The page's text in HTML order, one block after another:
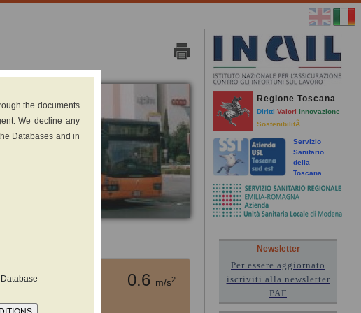
0.6 m/s2
Regione Toscana
Diritti Valori Innovazione
SostenibilitÃ
Servizio
Sanitario
della
Toscana
Newsletter
Per essere aggiornato
iscriviti alla newsletter
PAF
the documents
We decline any
Databases and in